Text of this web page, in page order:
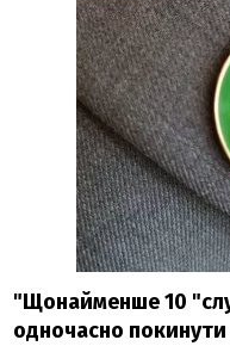
"Щонайменше 10
одночасно